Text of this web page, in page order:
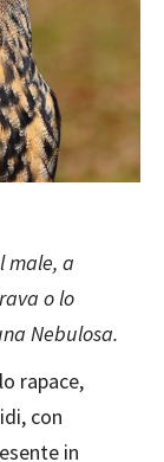
male, a
o lo
Nebulosa.
rapace,
con
in